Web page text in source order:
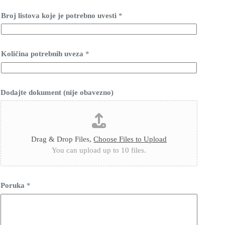
Broj listova koje je potrebno uvesti *
Količina potrebnih uveza *
Dodajte dokument (nije obavezno)
Drag & Drop Files,Choose Files to Upload
You can upload up to 10 files.
Poruka *